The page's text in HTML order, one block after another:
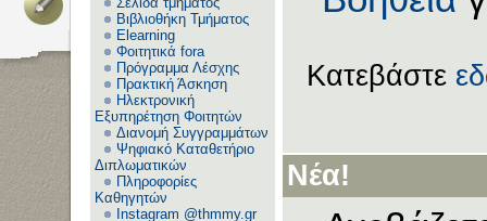
Βιβλιοθήκη Τμήματος
Elearning
Φοιτητικά fora
Πρόγραμμα Λέσχης
Πρακτική Άσκηση
Ηλεκτρονική
Εξυπηρέτηση Φοιτητών
Διανομή Συγγραμμάτων
Ψηφιακό Καταθετήριο
Διπλωματικών
Πληροφορίες
Καθηγητών
Instagram @thmmy.gr
Κατεβάστε
Νέα!